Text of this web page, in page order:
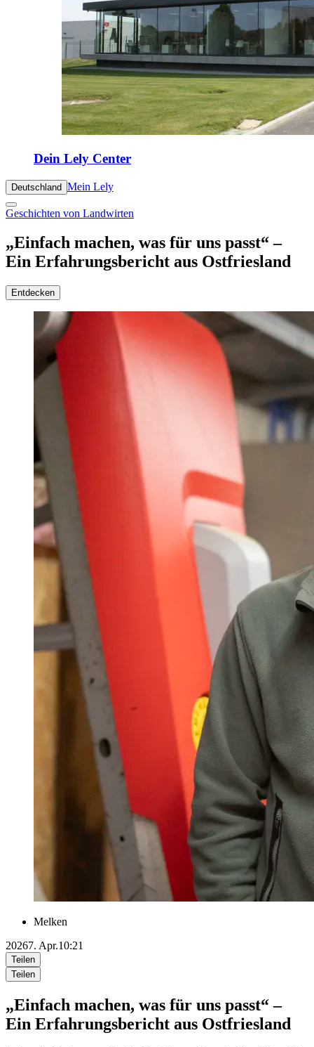
Dein Lely Center
Deutschland Mein Lely
Geschichten von Landwirten
„Einfach machen, was für uns passt“ –
Ein Erfahrungsbericht aus Ostfriesland
Entdecken
Melken
20267. Apr.10:21
Teilen
Teilen
„Einfach machen, was für uns passt“ –
Ein Erfahrungsbericht aus Ostfriesland